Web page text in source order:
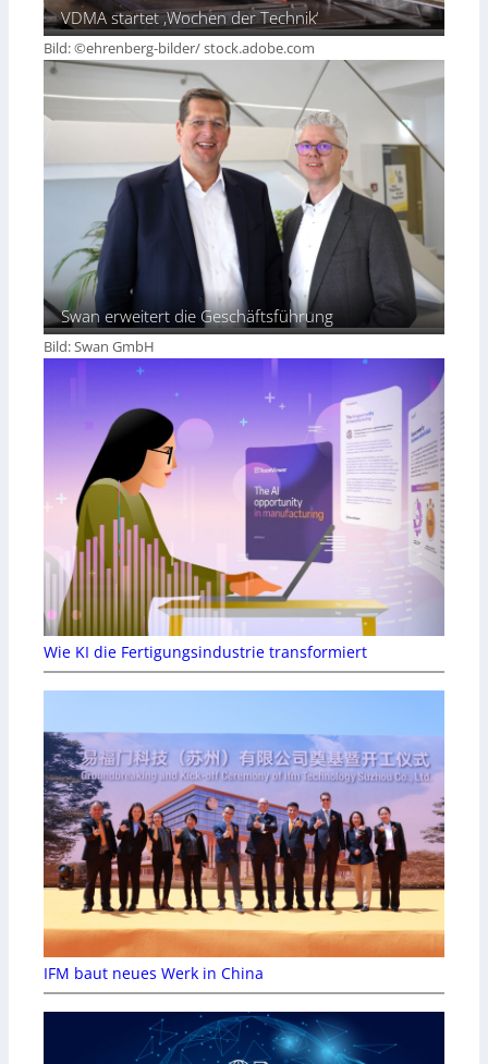
VDMA startet ‚Wochen der Technik‘
Bild: ©ehrenberg-bilder/ stock.adobe.com
Swan erweitert die Geschäftsführung
Bild: Swan GmbH
Wie KI die Fertigungsindustrie transformiert
IFM baut neues Werk in China